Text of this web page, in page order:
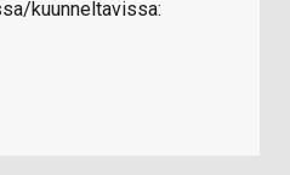
kuunneltavissa: